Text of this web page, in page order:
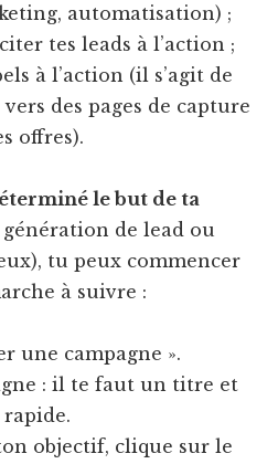
automatisation) ;
tes leads à l’action ;
à l’action (il s’agit de
des pages de capture
offres).
le but de ta
de lead ou
tu peux commencer
à suivre :
une campagne ».
: il te faut un titre et
objectif, clique sur le